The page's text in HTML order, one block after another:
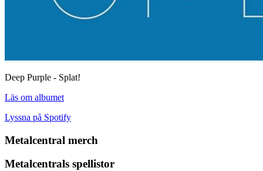
Deep Purple - Splat!
Läs om albumet
Lyssna på Spotify
Metalcentral merch
Metalcentrals spellistor